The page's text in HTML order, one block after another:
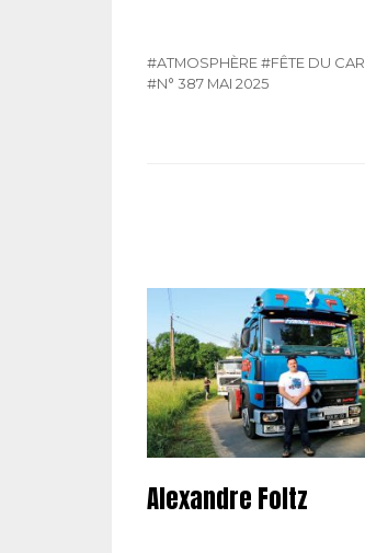
#ATMOSPHÈRE#FÊTE DU CAR
#N° 387 MAI 2025
Alexandre Foltz